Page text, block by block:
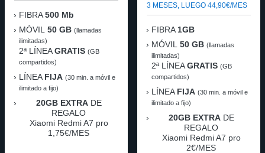
FIBRA 500 Mb
MÓVIL 50 GB (llamadas
ilimitadas)
2ª LÍNEAGRATIS (GB
compartidos)
LÍNEA FIJA (30 min. a móvil e
ilimitado a fijo)
20GB EXTRADE
REGALO
Xiaomi Redmi A7 pro
1,75€/MES
3 MESES, LUEGO 44,90€/MES
FIBRA 1GB
MÓVIL 50 GB (llamadas
ilimitadas)
2ª LÍNEAGRATIS (GB
compartidos)
LÍNEA FIJA (30 min. a móvil e
ilimitado a fijo)
20GB EXTRADE
REGALO
Xiaomi Redmi A7 pro
2€/MES